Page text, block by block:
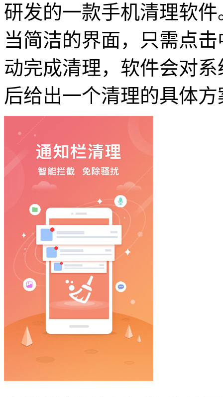
研发的一款手机清理软
当简洁的界面，只需点
动完成清理，软件会对
后给出一个清理的具体方